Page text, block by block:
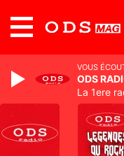
VOUS
ODS
La 1ere